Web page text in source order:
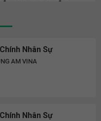
Nhân Sự
AM VINA
Nhân Sự